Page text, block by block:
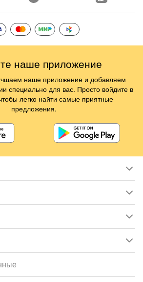
наше приложение
наше приложение и добавляем
специально для вас. Просто войдите в
легко найти самые приятные
предложения.